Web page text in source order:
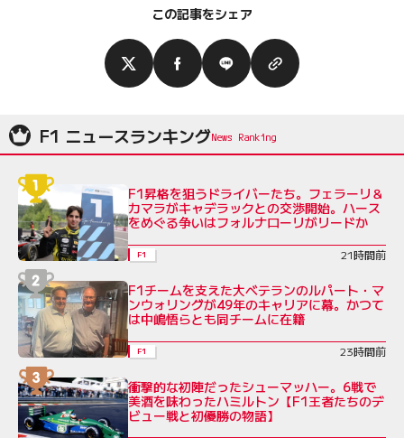
この記事をシェア
F1 ニュースランキング
F1昇格を狙うドライバーたち。フェラーリ＆
カマラがキャデラックとの交渉開始。ハース
をめぐる争いはフォルナローリがリードか
F1 21時間前
F1チームを支えた大ベテランのルパート・マ
ンウォリングが49年のキャリアに幕。かつて
は中嶋悟らとも同チームに在籍
F1 23時間前
衝撃的な初陣だったシューマッハー。6戦で
美酒を味わったハミルトン【F1王者たちのデ
ビュー戦と初優勝の物語】